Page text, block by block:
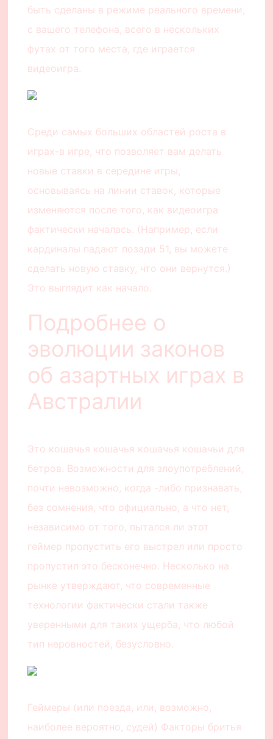
быть сделаны в режиме реального времени,
с вашего телефона, всего в нескольких
футах от того места, где играется
видеоигра.
Среди самых больших областей роста в
играх-в игре, что позволяет вам делать
новые ставки в середине игры,
основываясь на линии ставок, которые
изменяются после того, как видеоигра
фактически началась. (Например, если
кардиналы падают позади 51, вы можете
сделать новую ставку, что они вернутся.)
Это выглядит как начало.
Подробнее о
эволюции законов
об азартных играх в
Австралии
Это кошачья кошачья кошачья кошачьи для
бетров. Возможности для злоупотреблений,
почти невозможно, когда -либо признавать,
без сомнения, что официально, а что нет,
независимо от того, пытался ли этот
геймер пропустить его выстрел или просто
пропустил это бесконечно. Несколько на
рынке утверждают, что современные
технологии фактически стали также
уверенными для таких ущерба, что любой
тип неровностей, безусловно.
Геймеры (или поезда, или, возможно,
наиболее вероятно, судей) Факторы бритья